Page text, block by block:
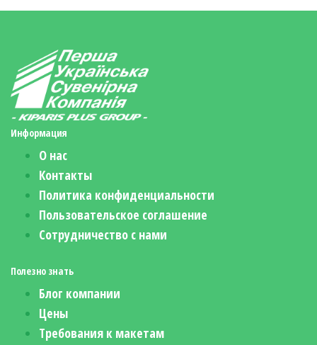
Информация
О нас
Контакты
Политика конфиденциальности
Пользовательское соглашение
Сотрудничество с нами
Полезно знать
Блог компании
Цены
Требования к макетам